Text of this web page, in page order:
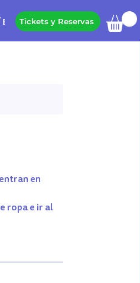
Tickets y Reservas
en
ropa e ir al